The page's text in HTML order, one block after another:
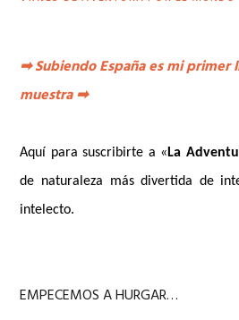
➡Subiendo España es mi primer
muestra➡
Aquí para suscribirte a « La
de naturaleza más divertida de
intelecto.
EMPECEMOS A HURGAR…